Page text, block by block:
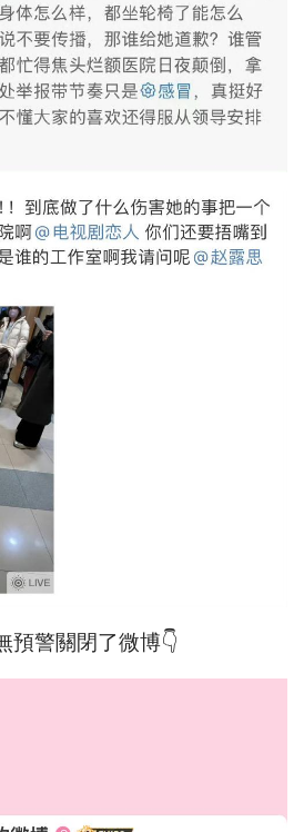
預警關閉了微博👇